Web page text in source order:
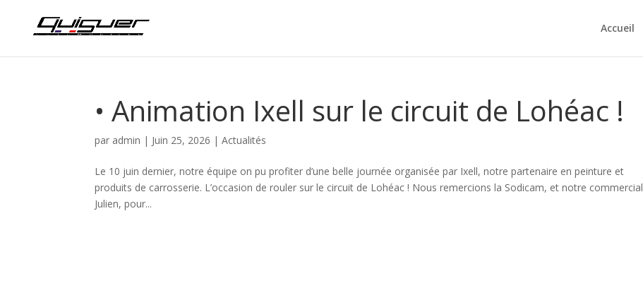
Accueil
• Animation Ixell sur le circuit de Lohéac !
par admin | Juin 25, 2026 |Actualités
Le 10 juin dernier, notre équipe on pu profiter d’une belle journée organisée par Ixell, notre partenaire en peinture et
produits de carrosserie. L’occasion de rouler sur le circuit de Lohéac ! Nous remercions la Sodicam, et notre commercial
Julien, pour...